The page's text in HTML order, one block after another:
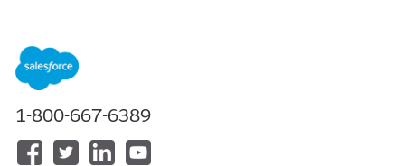
时间报表
订单接收：仅当订单模板中未选中“考虑可选促销”且“计算价格”
不是离线（按钮）或离线（编辑模式）时，高级订单的批准才会
显示在桌面应用程序上。
使用流设置工作流驱动的批准。见
Flows
。
1-800-667-6389